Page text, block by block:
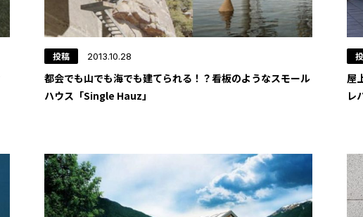
投稿 2013.10.28
都会でも山でも海でも建てられる！？看板のようなスモール
ハウス「Single Hauz」
屋
レ